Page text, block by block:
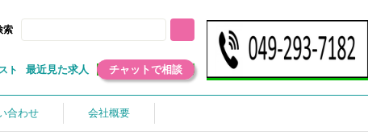
索
ト 最近見た求人 チャットで相談
合わせ 会社概要